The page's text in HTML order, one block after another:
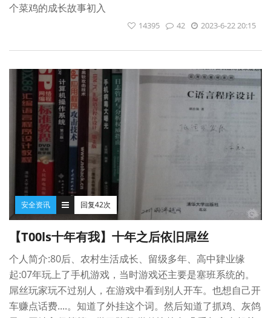
个菜鸡的成长故事初入
2023-6-22 20:15
42
14395
安全资讯 回复42次
【T00ls十年有我】十年之后依旧屌丝
个人简介:80后、农村生活成长、留级多年、高中肄业缘
起:07年玩上了手机游戏，当时游戏还主要是塞班系统的。
屌丝玩家玩不过别人，在游戏中看到别人开车。也想自己开
车赚点话费....。知道了外挂这个词。然后知道了抓鸡、灰鸽